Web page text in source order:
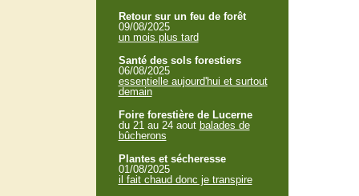
Retour sur un feu de forêt
09/08/2025
un mois plus tard
Santé des sols forestiers
06/08/2025
essentielle aujourd'hui et surtout
demain
Foire forestière de Lucerne
du 21 au 24 aout balades de
bûcherons
Plantes et sécheresse
01/08/2025
il fait chaud donc je transpire